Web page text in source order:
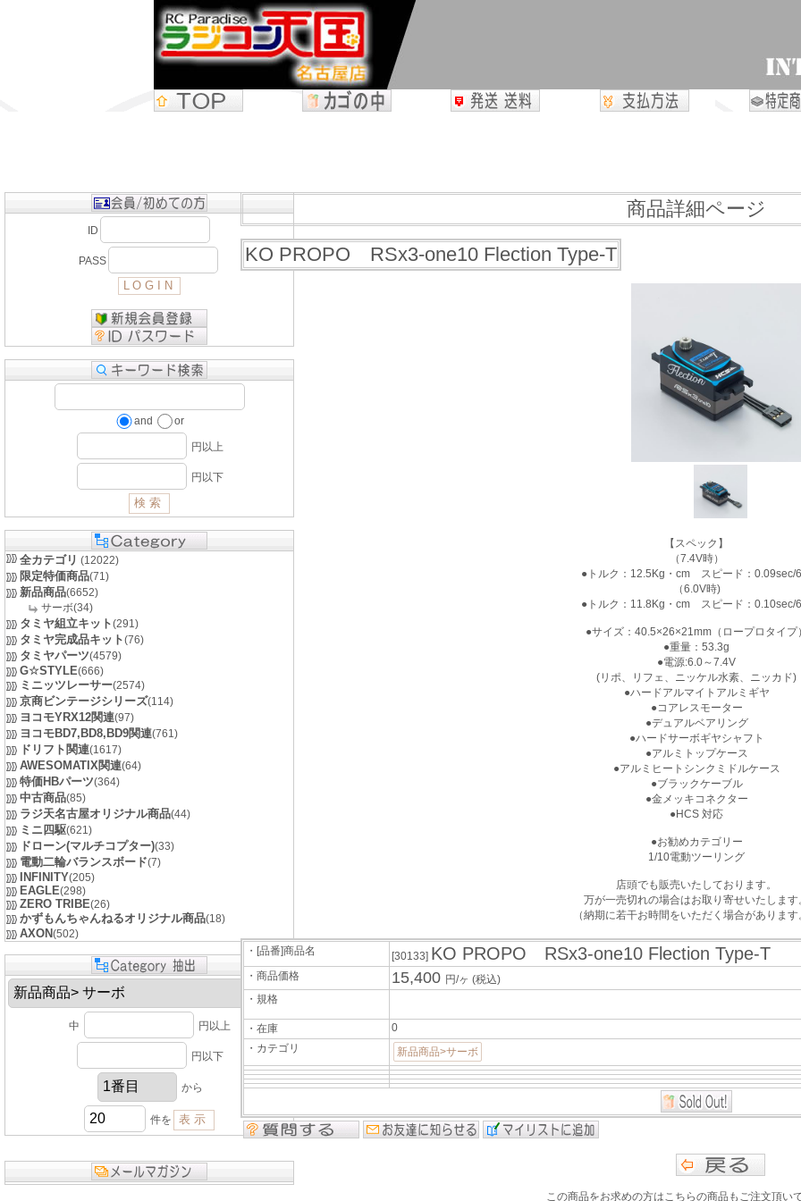
ID
PASS
and or
円以上
円以下
全カテゴリ (12022)
限定特価商品(71)
新品商品(6652)
サーボ(34)
タミヤ組立キット(291)
タミヤ完成品キット(76)
タミヤパーツ(4579)
G☆STYLE(666)
ミニッツレーサー(2574)
京商ビンテージシリーズ(114)
ヨコモYRX12関連(97)
ヨコモBD7,BD8,BD9関連(761)
ドリフト関連(1617)
AWESOMATIX関連(64)
特価HBパーツ(364)
中古商品(85)
ラジ天名古屋オリジナル商品(44)
ミニ四駆(621)
ドローン(マルチコプター)(33)
電動二輪バランスボード(7)
INFINITY(205)
EAGLE(298)
ZERO TRIBE(26)
かずもんちゃんねるオリジナル商品(18)
AXON(502)
中 円以上
円以下
から
件を
商品詳細ページ
KO PROPO RSx3-one10 Flection Type-T
【スペック】
（7.4V時）
●トルク：12.5Kg・cm スピード：0.09sec/
（6.0V時)
●トルク：11.8Kg・cm スピード：0.10sec/
●サイズ：40.5×26×21mm（ロープロタイプ）
●重量：53.3g
●電源:6.0～7.4V
(リポ、リフェ、ニッケル水素、ニッカド)
●ハードアルマイトアルミギヤ
●コアレスモーター
●デュアルベアリング
●ハードサーボギヤシャフト
●アルミトップケース
●アルミヒートシンクミドルケース
●ブラックケーブル
●金メッキコネクター
●HCS 対応
●お勧めカテゴリー
1/10電動ツーリング
店頭でも販売いたしております。
万が一売切れの場合はお取り寄せいたします
（納期に若干お時間をいただく場合があります
・[品番]商品名 [30133] KO PROPO RSx3-one10 Flection Type-T
・商品価格 15,400 円/ヶ (税込)
・規格
・在庫
0
・カテゴリ
新品商品>サーボ
この商品をお求めの方はこちらの商品もご注文頂い